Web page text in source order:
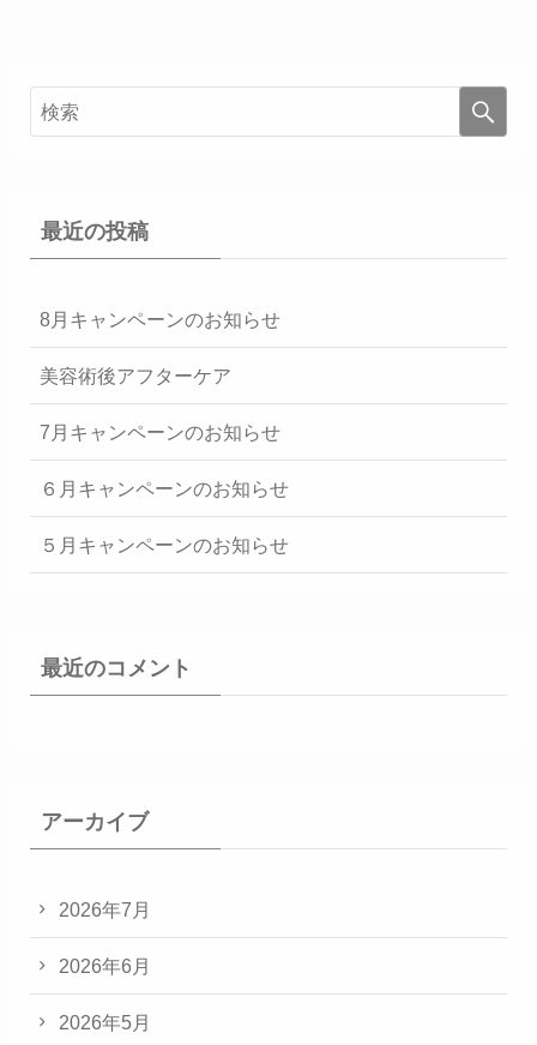
最近の投稿
8月キャンペーンのお知らせ
美容術後アフターケア
7月キャンペーンのお知らせ
６月キャンペーンのお知らせ
５月キャンペーンのお知らせ
最近のコメント
アーカイブ
2026年7月
2026年6月
2026年5月